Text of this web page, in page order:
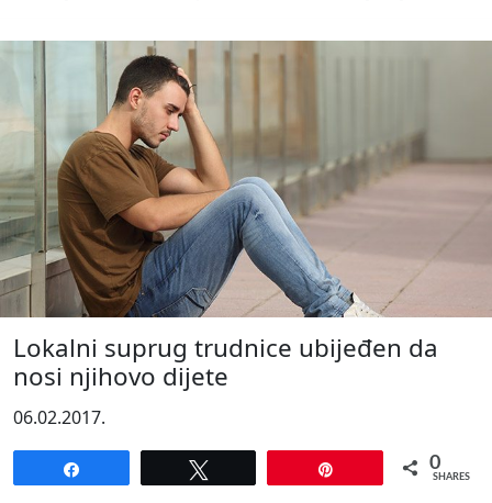
Lokalni suprug trudnice ubijeđen da
nosi njihovo dijete
06.02.2017.
0
SHARES